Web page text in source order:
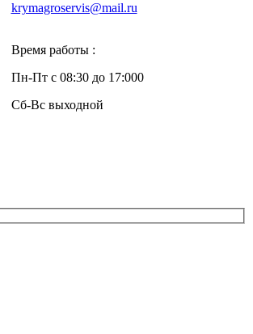
krymagroservis@mail.ru
Время работы :
Пн-Пт с 08:30 до 17:000
Сб-Вс выходной